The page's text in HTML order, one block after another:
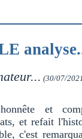
(30/07/
et
et refait
c'est